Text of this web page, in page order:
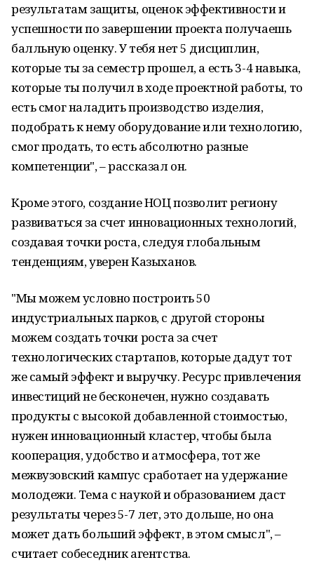
результатам защиты, оценок эффективности и
успешности по завершении проекта получаешь
балльную оценку. У тебя нет 5 дисциплин,
которые ты за семестр прошел, а есть 3-4 навыка,
которые ты получил в ходе проектной работы, то
есть смог наладить производство изделия,
подобрать к нему оборудование или технологию,
смог продать, то есть абсолютно разные
компетенции", – рассказал он.
Кроме этого, создание НОЦ позволит региону
развиваться за счет инновационных технологий,
создавая точки роста, следуя глобальным
тенденциям, уверен Казыханов.
"Мы можем условно построить 50
индустриальных парков, с другой стороны
можем создать точки роста за счет
технологических стартапов, которые дадут тот
же самый эффект и выручку. Ресурс привлечения
инвестиций не бесконечен, нужно создавать
продукты с высокой добавленной стоимостью,
нужен инновационный кластер, чтобы была
кооперация, удобство и атмосфера, тот же
межвузовский кампус сработает на удержание
молодежи. Тема с наукой и образованием даст
результаты через 5-7 лет, это дольше, но она
может дать больший эффект, в этом смысл", –
считает собеседник агентства.